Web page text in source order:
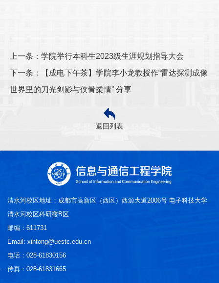
上一条：学院举行本科生2023级生涯规划指导大会
下一条：【成电下午茶】学院李小龙教授作“雷达探测成像
世界里的刀光剑影与侠骨柔情” 分享
返回列表
清水河校区地址：成都市高新区（西区）西源大道2006号 电子科技大学
清水河校区科研楼B区
邮编：611731
Email: xintong@uestc.edu.cn
电话：028-61830156
传真：028-61831665